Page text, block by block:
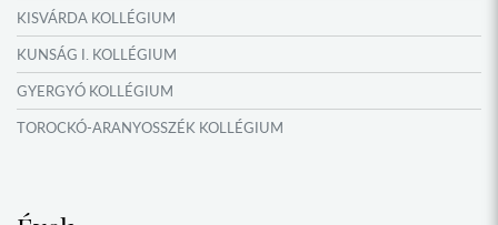
OKTATÁS, KULTÚRA
KISVÁRDA KOLLÉGIUM
KUNSÁG I. KOLLÉGIUM
GYERGYÓ KOLLÉGIUM
TOROCKÓ-ARANYOSSZÉK KOLLÉGIUM